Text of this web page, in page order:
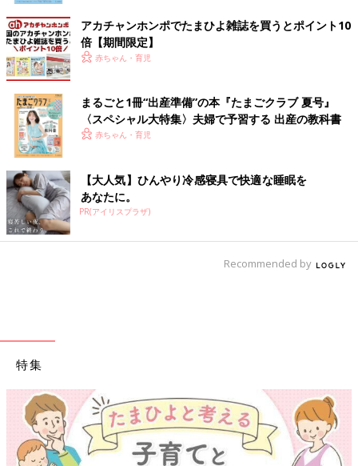
アカチャンホンポでたまひよ雑誌を買うとポイント10
倍【期間限定】
赤ちゃん・育児
まるごと1冊“出産準備”の本『たまごクラブ 夏号』
〈スペシャル大特集〉夫婦で予習する 出産の教科書
赤ちゃん・育児
【大人気】ひんやり冷感寝具で快適な睡眠を
あなたに。
PR(アイリスプラザ)
Recommended by
特集